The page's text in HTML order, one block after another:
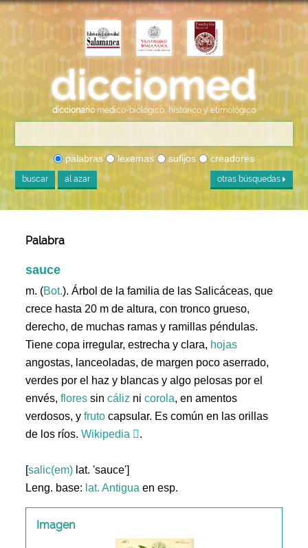
diccionario médico-biológico, histórico y etimológico
palabras lexemas sufijos creadores
buscar al azar otras búsquedas
Palabra
sauce
m. (Bot.). Árbol de la familia de las Salicáceas, que
crece hasta 20 m de altura, con tronco grueso,
derecho, de muchas ramas y ramillas péndulas.
Tiene copa irregular, estrecha y clara, hojas
angostas, lanceoladas, de margen poco aserrado,
verdes por el haz y blancas y algo pelosas por el
envés,flores sincáliz nicorola, en amentos
verdosos, yfruto capsular. Es común en las orillas
de los ríos.Wikipedia .
[salic(em) lat. 'sauce']
Leng. base: lat. Antigua en esp.
Imagen